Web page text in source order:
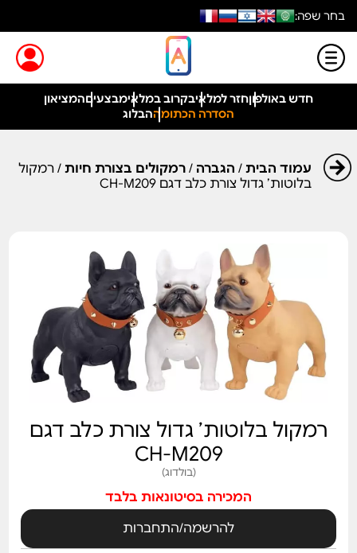
בחר שפה:
חדש באולפוןחזר למלאיבקרוב במלאימבצעיםהמציאון
הסדרה הכתומההבלוג
עמוד הבית/ הגברה / רמקולים בצורת חיות/ רמקול
בלוטות’ גדול צורת כלב דגם CH-M209
רמקול בלוטות’ גדול צורת כלב דגם
CH-M209
(בולדוג)
המכירה בסיטונאות בלבד
להרשמה/התחברות